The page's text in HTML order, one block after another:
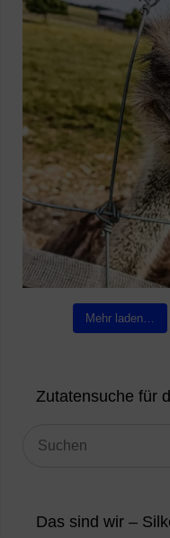
Mehr laden…
Zutatensuche für
Das sind wir –